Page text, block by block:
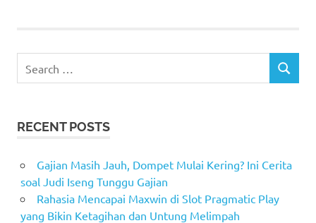
for:
SEARCH
RECENT POSTS
Gajian Masih Jauh, Dompet Mulai Kering? Ini Cerita
soal Judi Iseng Tunggu Gajian
Rahasia Mencapai Maxwin di Slot Pragmatic Play
yang Bikin Ketagihan dan Untung Melimpah